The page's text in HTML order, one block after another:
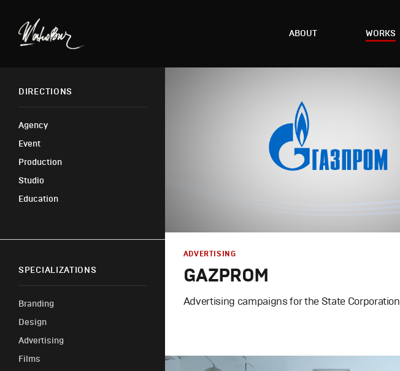
ABOUT WORKS
DIRECTIONS
Agency
Event
Production
Studio
Education
SPECIALIZATIONS
Branding
Потребительский
брендинг
Корпоративный брендинг
Спортивный брендинг
Design
Графический дизайн
Сет дизайн
Advertising
Креатив
Films
GAZPROM
Advertising campaigns for the State Corporation
Design Advertising
ADVERTISING